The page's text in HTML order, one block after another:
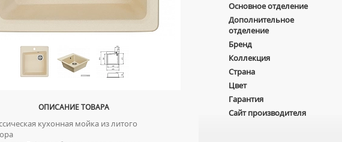
ОПИСАНИЕ ТОВАРА
кухонная мойка из литого
Основное отделение
Дополнительное
отделение
Бренд
Коллекция
Страна
Цвет
Гарантия
Сайт производителя